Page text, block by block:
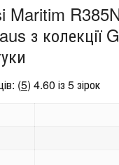
Maritim
з колекції
(5) 4.60 із 5 зірок